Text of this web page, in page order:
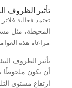
تأثير الظروف
تعتمد فعالية
المحيطة، مثل
مراعاة هذه
تأثير الظروف
أن يكون ملحوظًا
ارتفاع مستوى